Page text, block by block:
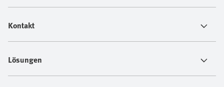
Kontakt
Lösungen